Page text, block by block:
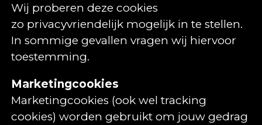
Wij proberen deze cookies
zo privacyvriendelijk mogelijk in te stellen.
In sommige gevallen vragen wij hiervoor
toestemming.
Marketingcookies
Marketingcookies (ook wel tracking
cookies) worden gebruikt om jouw gedrag